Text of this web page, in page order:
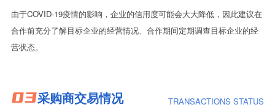
由于COVID-19疫情的影响，企业的信用度可能会大大降低，因此建议在
合作前充分了解目标企业的经营情况、合作期间定期调查目标企业的经
营状态。
03采购商交易情况 TRANSACTIONS STATUS